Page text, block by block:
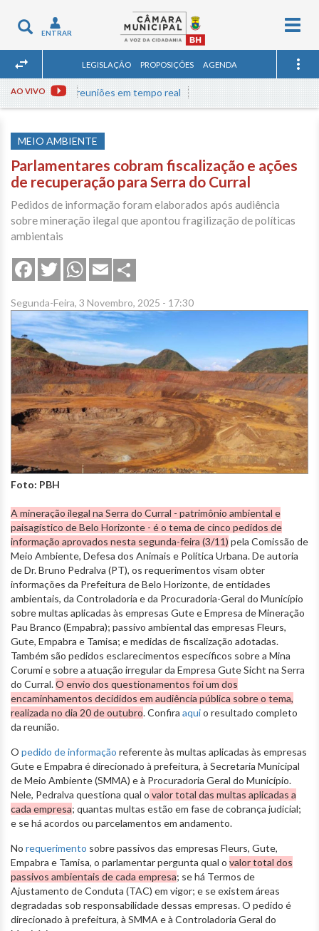
Toggle
navigation
ENTRAR
LEGISLAÇÃO PROPOSIÇÕES AGENDA
AO VIVO
Assista às reuniões em tempo real
MEIO AMBIENTE
Parlamentares cobram fiscalização e ações
de recuperação para Serra do Curral
Pedidos de informação foram elaborados após audiência
sobre mineração ilegal que apontou fragilização de políticas
ambientais
FacebookTwitterWhatsApp
Email
Segunda-Feira, 3 Novembro, 2025 - 17:30
Foto: PBH
A mineração ilegal na Serra do Curral - patrimônio ambiental e
paisagístico de Belo Horizonte - é o tema de cinco pedidos de
informação aprovados nesta segunda-feira (3/11) pela Comissão de
Meio Ambiente, Defesa dos Animais e Política Urbana. De autoria
de Dr. Bruno Pedralva (PT), os requerimentos visam obter
informações da Prefeitura de Belo Horizonte, de entidades
ambientais, da Controladoria e da Procuradoria-Geral do Município
sobre multas aplicadas às empresas Gute e Empresa de Mineração
Pau Branco (Empabra); passivo ambiental das empresas Fleurs,
Gute, Empabra e Tamisa; e medidas de fiscalização adotadas.
Também são pedidos esclarecimentos específicos sobre a Mina
Corumi e sobre a atuação irregular da Empresa Gute Sicht na Serra
do Curral.O envio dos questionamentos foi um dos
encaminhamentos decididos em audiência pública sobre o tema,
realizada no dia 20 de outubro. Confira aquio resultado completo
da reunião.
O pedido de informação referente às multas aplicadas às empresas
Gute e Empabra é direcionado à prefeitura, à Secretaria Municipal
de Meio Ambiente (SMMA) e à Procuradoria Geral do Município.
Nele, Pedralva questiona qual o valor total das multas aplicadas a
cada empresa; quantas multas estão em fase de cobrança judicial;
e se há acordos ou parcelamentos em andamento.
No requerimento sobre passivos das empresas Fleurs, Gute,
Empabra e Tamisa, o parlamentar pergunta qual o valor total dos
passivos ambientais de cada empresa; se há Termos de
Ajustamento de Conduta (TAC) em vigor; e se existem áreas
degradadas sob responsabilidade dessas empresas. O pedido é
direcionado à prefeitura, à SMMA e à Controladoria Geral do